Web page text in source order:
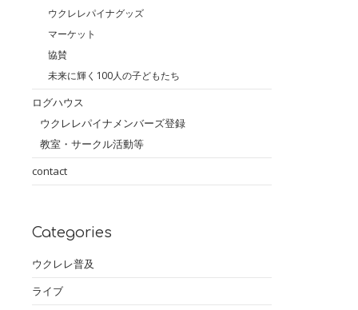
ウクレレパイナグッズ
マーケット
協賛
未来に輝く100人の子どもたち
ログハウス
ウクレレパイナメンバーズ登録
教室・サークル活動等
contact
Categories
ウクレレ普及
ライブ